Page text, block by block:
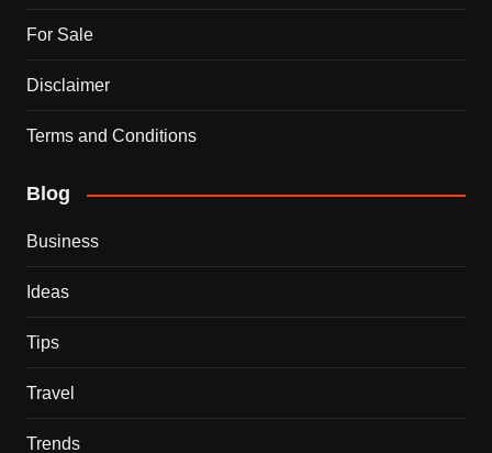
For Sale
Disclaimer
Terms and Conditions
Blog
Business
Ideas
Tips
Travel
Trends